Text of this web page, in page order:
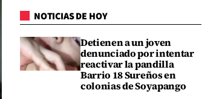
NOTICIAS DE HOY
Detienen a un joven
denunciado por intentar
reactivar la pandilla
Barrio 18 Sureños en
colonias de Soyapango